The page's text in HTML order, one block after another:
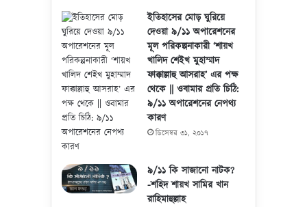
ইতিহাসের মোড় ঘুরিয়ে
দেওয়া ৯/১১ অপারেশনের
মূল পরিকল্পনাকারী ‘শায়খ
খালিদ শেইখ মুহাম্মাদ
ফাক্কাল্লাহু আসরাহ’ এর পক্ষ
থেকে || ওবামার প্রতি চিঠি:
৯/১১ অপারেশনের নেপথ্য
কারণ
ডিসেম্বর ৩১, ২০১৭
৯/১১ কি সাজানো নাটক?
-শহিদ শায়খ সামির খান
রাহিমাহুল্লাহ